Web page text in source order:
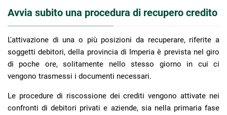
Avvia subito una procedura di recupero credito
L'attivazione di una o più posizioni da recuperare, riferite a
soggetti debitori, della provincia di Imperia è prevista nel giro
di poche ore, solitamente nello stesso giorno in cui ci
vengono trasmessi i documenti necessari.
Le procedure di riscossione dei crediti vengono attivate nei
confronti di debitori privati e aziende, sia nella primaria fase